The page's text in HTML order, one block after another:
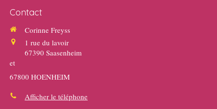
Contact
Corinne Freyss
1 rue du lavoir
67390 Saasenheim
et
67800 HOENHEIM
Afficher le téléphone